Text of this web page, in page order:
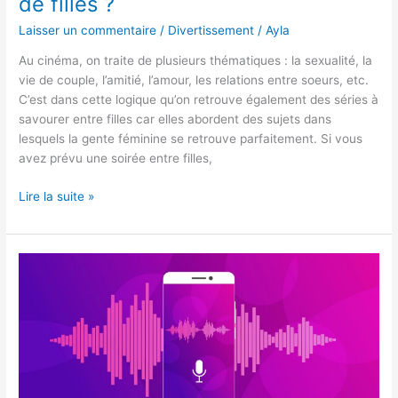
Laisser un commentaire / Divertissement /Ayla
Au cinéma, on traite de plusieurs thématiques : la sexualité, la
vie de couple, l’amitié, l’amour, les relations entre soeurs, etc.
C’est dans cette logique qu’on retrouve également des séries à
savourer entre filles car elles abordent des sujets dans
lesquels la gente féminine se retrouve parfaitement. Si vous
avez prévu une soirée entre filles,
Quelles
les
meilleures
Lire la suite »